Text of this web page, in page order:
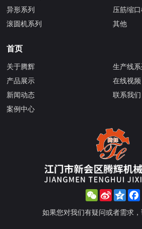
异形系列
滚圆机系列
压筋缩口
其他
首页
关于腾辉
产品展示
新闻动态
案例中心
生产线系
在线视频
联系我们
WeChat
Sina
Weibo
如果您对我们有疑问或者需求